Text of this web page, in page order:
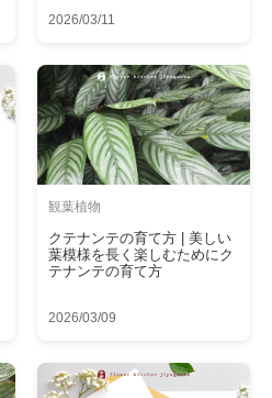
2026/03/11
観葉植物
クテナンテの育て方 | 美しい
葉模様を長く楽しむためにク
テナンテの育て方
2026/03/09